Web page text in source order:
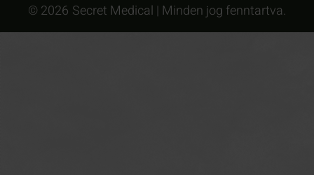
© 2026 Secret Medical | Minden jog fenntartva.